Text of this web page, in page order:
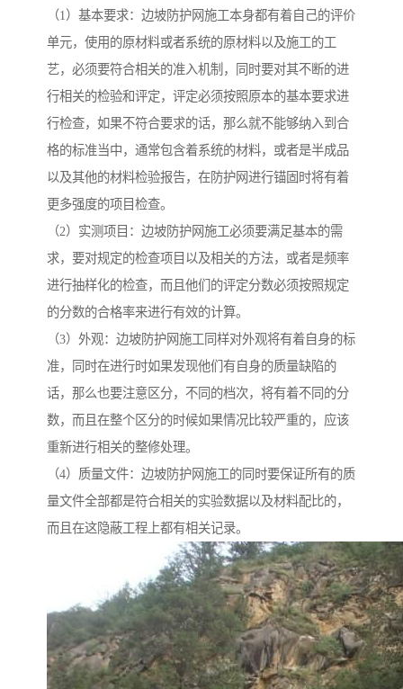
（1）基本要求：边坡防护网施工本身都有着自己的评价
单元，使用的原材料或者系统的原材料以及施工的工
艺，必须要符合相关的准入机制，同时要对其不断的进
行相关的检验和评定，评定必须按照原本的基本要求进
行检查，如果不符合要求的话，那么就不能够纳入到合
格的标准当中，通常包含着系统的材料，或者是半成品
以及其他的材料检验报告，在防护网进行锚固时将有着
更多强度的项目检查。
（2）实测项目：边坡防护网施工必须要满足基本的需
求，要对规定的检查项目以及相关的方法，或者是频率
进行抽样化的检查，而且他们的评定分数必须按照规定
的分数的合格率来进行有效的计算。
（3）外观：边坡防护网施工同样对外观将有着自身的标
准，同时在进行时如果发现他们有自身的质量缺陷的
话，那么也要注意区分，不同的档次，将有着不同的分
数，而且在整个区分的时候如果情况比较严重的，应该
重新进行相关的整修处理。
（4）质量文件：边坡防护网施工的同时要保证所有的质
量文件全部都是符合相关的实验数据以及材料配比的，
而且在这隐蔽工程上都有相关记录。